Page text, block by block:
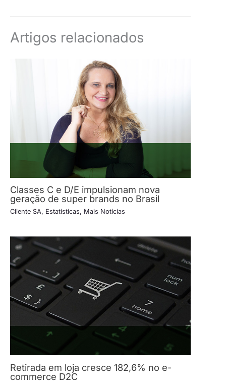
Artigos relacionados
Classes C e D/E impulsionam nova
geração de super brands no Brasil
Cliente SA, Estatísticas, Mais Notícias
Retirada em loja cresce 182,6% no e-
commerce D2C